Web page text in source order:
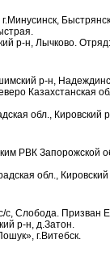
р-н, Лычково. Отряд:
р-н,
Казахстанская
обл., Кировский
РВК Запорожской
обл.,
с, Слобода. Призван
р-н, д.Затон.
г.Витебск.